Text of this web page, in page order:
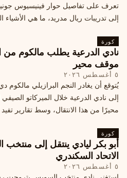
تعرف على تفاصيل حوار فينيسيوس
إلى تدريبات ريال مدريد، ما هي الأشياء
كورة
نادي الدرعية يطلب مالكوم من
موقف محير
٥ أغسطس ٢٠٢٦
يُتوقع أن يغادر النجم البرازيلي مالكوم
إلى نادي الدرعية خلال الميركاتو
محيرًا من هذا الانتقال، وسط تقارير
كورة
أبو بكر ليادي ينتقل إلى
الاتحاد السكندري
٥ أغسطس ٢٠٢٦